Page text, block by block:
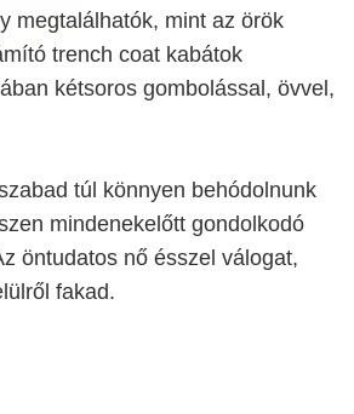
megtalálhatók, mint az örök
trench coat kabátok
kétsoros gombolással, övvel,
túl könnyen behódolnunk
mindenekelőtt gondolkodó
öntudatos nő ésszel válogat,
fakad.